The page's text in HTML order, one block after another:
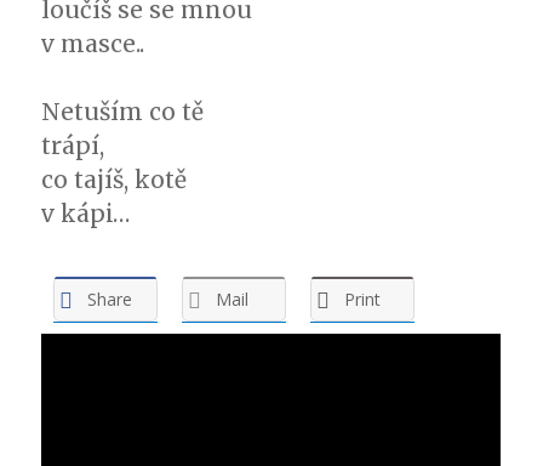
loučíš se se mnou
v masce..
Netuším co tě
trápí,
co tajíš, kotě
v kápi…
Share Mail Print